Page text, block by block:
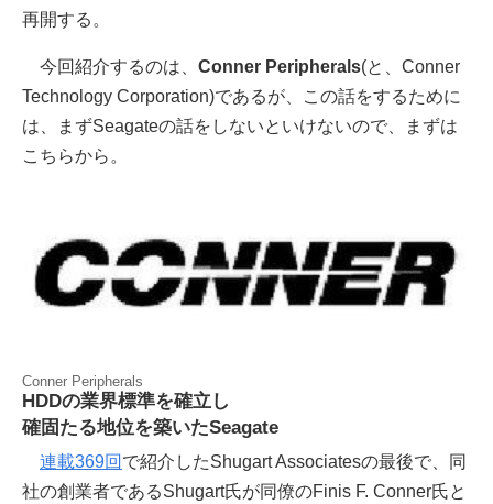
再開する。
今回紹介するのは、 Conner Peripherals(と、Conner
Technology Corporation)であるが、この話をするために
は、まずSeagateの話をしないといけないので、まずは
こちらから。
Conner Peripherals
HDDの業界標準を確立し
確固たる地位を築いたSeagate
連載369回 で紹介したShugart Associatesの最後で、同
社の創業者であるShugart氏が同僚のFinis F. Conner氏と